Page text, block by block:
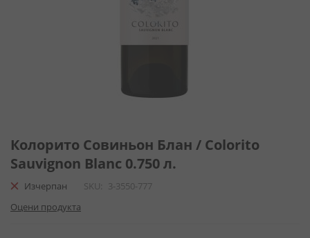
към
началото
на
галерия
снимки
Колорито Совиньон Блан / Colorito
Sauvignon Blanc 0.750 л.
Изчерпан SKU
3-3550-777
Оцени продукта